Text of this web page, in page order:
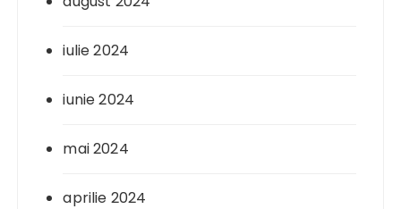
iulie 2024
iunie 2024
mai 2024
aprilie 2024